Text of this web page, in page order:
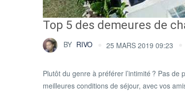
Top 5 des demeures de
BY RIVO 25 MARS 2019 09:23
Plutôt du genre à préférer l’intimité ? Pas
meilleures conditions de séjour, avec vos